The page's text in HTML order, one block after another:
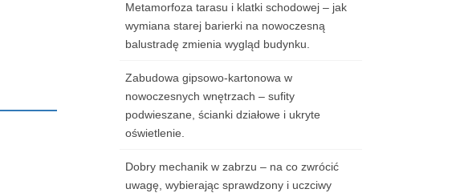
Metamorfoza tarasu i klatki schodowej – jak
wymiana starej barierki na nowoczesną
balustradę zmienia wygląd budynku.
Zabudowa gipsowo-kartonowa w
nowoczesnych wnętrzach – sufity
podwieszane, ścianki działowe i ukryte
oświetlenie.
Dobry mechanik w zabrzu – na co zwrócić
uwagę, wybierając sprawdzony i uczciwy